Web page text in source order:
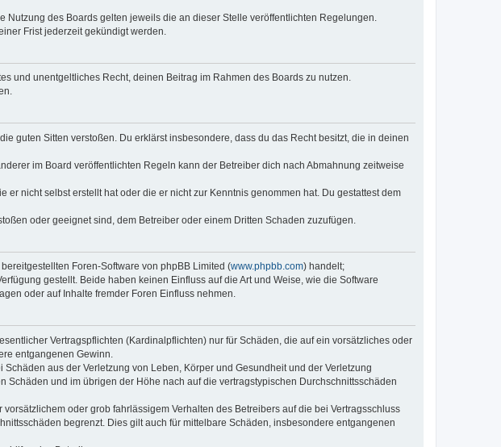
des Boards gelten jeweils die an dieser Stelle veröffentlichten Regelungen.
Frist jederzeit gekündigt werden.
und unentgeltliches Recht, deinen Beitrag im Rahmen des Boards zu nutzen.
guten Sitten verstoßen. Du erklärst insbesondere, dass du das Recht besitzt, die in deinen
im Board veröffentlichten Regeln kann der Betreiber dich nach Abmahnung zeitweise
nicht selbst erstellt hat oder die er nicht zur Kenntnis genommen hat. Du gestattest dem
oder geeignet sind, dem Betreiber oder einem Dritten Schaden zuzufügen.
bereitgestellten Foren-Software von phpBB Limited (www.phpbb.com) handelt;
gestellt. Beide haben keinen Einfluss auf die Art und Weise, wie die Software
oder auf Inhalte fremder Foren Einfluss nehmen.
Vertragspflichten (Kardinalpflichten) nur für Schäden, die auf ein vorsätzliches oder
entgangenen Gewinn.
aus der Verletzung von Leben, Körper und Gesundheit und der Verletzung
und im übrigen der Höhe nach auf die vertragstypischen Durchschnittsschäden
oder grob fahrlässigem Verhalten des Betreibers auf die bei Vertragsschluss
begrenzt. Dies gilt auch für mittelbare Schäden, insbesondere entgangenen